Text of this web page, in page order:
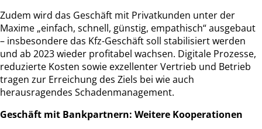
Zudem wird das Geschäft mit Privatkunden unter der
Maxime „einfach, schnell, günstig, empathisch“ ausgebaut
– insbesondere das Kfz-Geschäft soll stabilisiert werden
und ab 2023 wieder profitabel wachsen. Digitale Prozesse,
reduzierte Kosten sowie exzellenter Vertrieb und Betrieb
tragen zur Erreichung des Ziels bei wie auch
herausragendes Schadenmanagement.
Geschäft mit Bankpartnern: Weitere Kooperationen